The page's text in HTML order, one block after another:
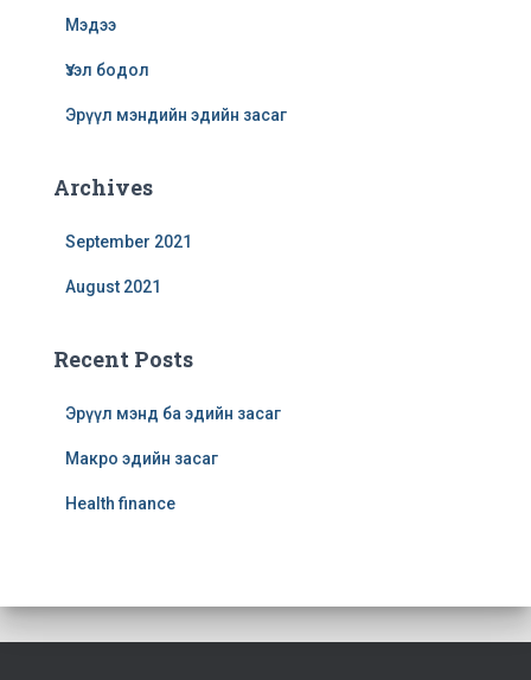
Мэдээ
Үзэл бодол
Эрүүл мэндийн эдийн засаг
Archives
September 2021
August 2021
Recent Posts
Эрүүл мэнд ба эдийн засаг
Макро эдийн засаг
Health finance